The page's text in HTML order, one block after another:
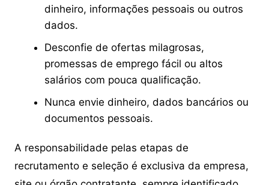
dinheiro, informações pessoais ou outros
dados.
Desconfie de ofertas milagrosas,
promessas de emprego fácil ou altos
salários com pouca qualificação.
Nunca envie dinheiro, dados bancários ou
documentos pessoais.
A responsabilidade pelas etapas de
recrutamento e seleção é exclusiva da empresa,